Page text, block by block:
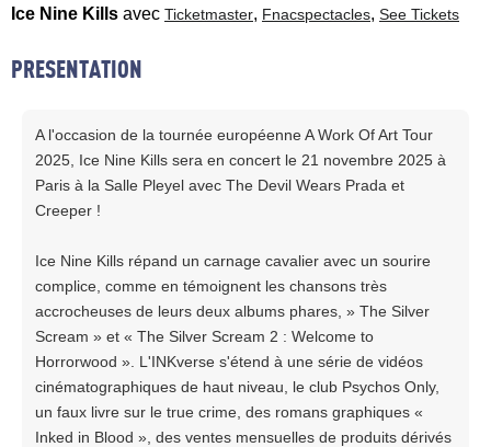
Ice Nine Kills avec Ticketmaster, Fnacspectacles, See Tickets
PRESENTATION
A l'occasion de la tournée européenne A Work Of Art Tour
2025, Ice Nine Kills sera en concert le 21 novembre 2025 à
Paris à la Salle Pleyel avec The Devil Wears Prada et
Creeper !
Ice Nine Kills répand un carnage cavalier avec un sourire
complice, comme en témoignent les chansons très
accrocheuses de leurs deux albums phares, » The Silver
Scream » et « The Silver Scream 2 : Welcome to
Horrorwood ». L'INKverse s'étend à une série de vidéos
cinématographiques de haut niveau, le club Psychos Only,
un faux livre sur le true crime, des romans graphiques «
Inked in Blood », des ventes mensuelles de produits dérivés